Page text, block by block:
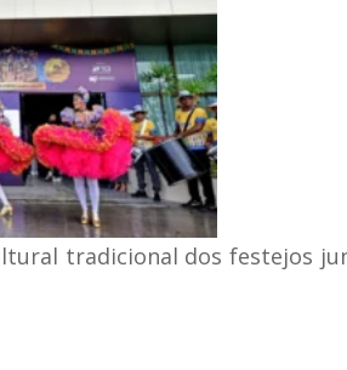
tradicional dos festejos